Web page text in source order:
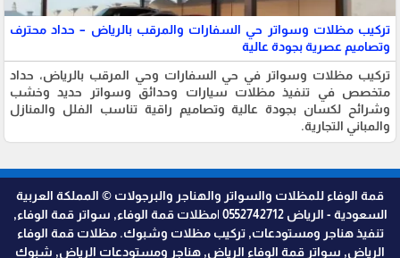
تركيب مظلات وسواتر حي السفارات والمرقب بالرياض – حداد محترف
وتصاميم عصرية بجودة عالية
تركيب مظلات وسواتر في حي السفارات وحي المرقب بالرياض، حداد
متخصص في تنفيذ مظلات سيارات وحدائق وسواتر حديد وخشب
وشرائح لكسان بجودة عالية وتصاميم راقية تناسب الفلل والمنازل
والمباني التجارية.
قمة الوفاء للمظلات والسواتر والهناجر والبرجولات © المملكة العربية
السعودية - الرياض 0552742712 |مظلات قمة الوفاء, سواتر قمة الوفاء,
تنفيذ هناجر ومستودعات, تركيب مظلات وشبوك. مظلات قمة الوفاء
الرياض, سواتر قمة الوفاء الرياض, هناجر ومستودعات الرياض, شبوك